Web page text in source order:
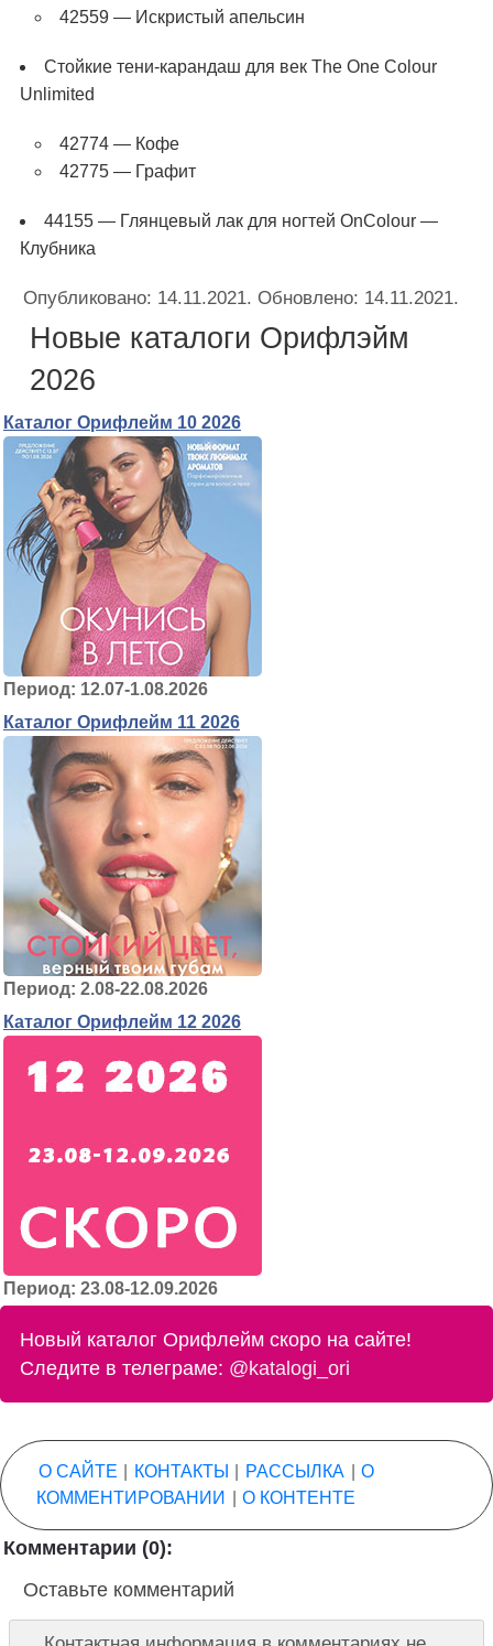
42559 — Искристый апельсин
Стойкие тени-карандаш для век The One Colour
Unlimited
42774 — Кофе
42775 — Графит
44155 — Глянцевый лак для ногтей OnColour —
Клубника
Опубликовано: 14.11.2021. Обновлено: 14.11.2021.
Новые каталоги Орифлэйм
2026
Каталог Орифлейм 10 2026
Период: 12.07-1.08.2026
Каталог Орифлейм 11 2026
Период: 2.08-22.08.2026
Каталог Орифлейм 12 2026
Период: 23.08-12.09.2026
Новый каталог Орифлейм скоро на сайте!
Следите в телеграме: @katalogi_ori
О САЙТЕ КОНТАКТЫ РАССЫЛКА
О
КОММЕНТИРОВАНИИ
О КОНТЕНТЕ
Комментарии (0):
Оставьте комментарий